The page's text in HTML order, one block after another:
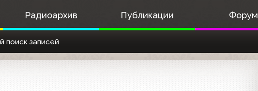
Радиоархив Публикации Форум
поиск записей